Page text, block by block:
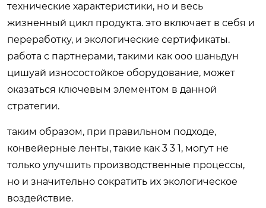
технические характеристики, но и весь
жизненный цикл продукта. это включает в себя и
переработку, и экологические сертификаты.
работа с партнерами, такими как ооо шаньдун
цишуай износостойкое оборудование, может
оказаться ключевым элементом в данной
стратегии.
таким образом, при правильном подходе,
конвейерные ленты, такие как 3 3 1, могут не
только улучшить производственные процессы,
но и значительно сократить их экологическое
воздействие.